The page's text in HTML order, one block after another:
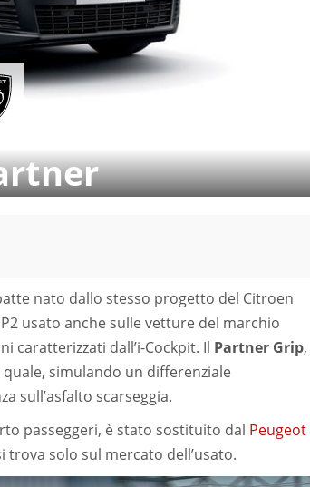
nato dallo stesso progetto del Citroen
usato anche sulle vetture del marchio
caratterizzati dall’i-Cockpit. Il Partner Grip,
quale, simulando un differenziale
sull’asfalto scarseggia.
passeggeri, è stato sostituito dal Peugeot
solo sul mercato dell’usato.